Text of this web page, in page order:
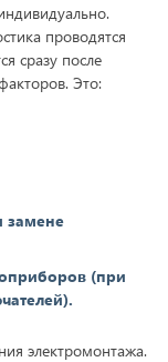
проводятся
сразу после
Это:
замене
(при
электромонтажа.